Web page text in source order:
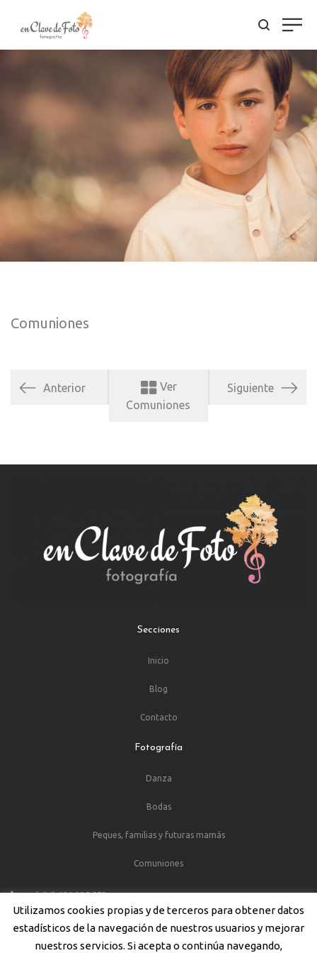
Comuniones
Anterior
Ver
Comuniones
Siguiente
Secciones
Inicio
Blog
Contacto
Fotografía
Danza
Bodas
Peques, familias y futuras mamás
Comuniones
(+34) 686 995 573
C/Juan de la Cosa, 13 30203 Cartagena (Murcia)
Utilizamos cookies propias y de terceros para obtener datos
estadísticos de la navegación de nuestros usuarios y mejorar
nuestros servicios. Si acepta o continúa navegando,